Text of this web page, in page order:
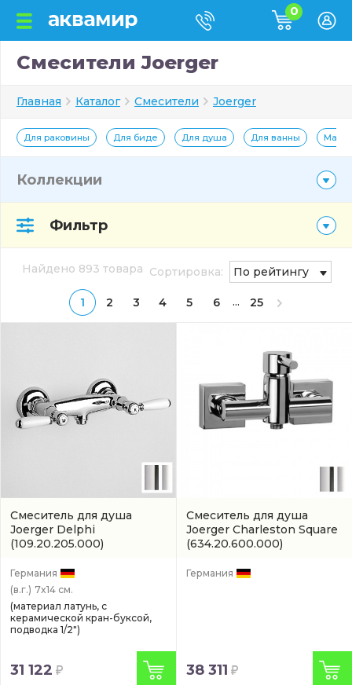
0
Смесители Joerger
Главная Каталог Смесители Joerger
Для раковины Для биде Для душа Для ванны
Коллекции
Фильтр
Найдено 893 товара
1 2 3 4 5 6 ... 25
Сортировка: По рейтингу
Смеситель для душа
Joerger Delphi
(109.20.205.000)
Германия
(в.г.) 7x14 см.
(материал латунь, с
керамической кран-буксой,
подводка 1/2")
31 122
Смеситель для душа
Joerger Charleston Square
(634.20.600.000)
Германия
38 311